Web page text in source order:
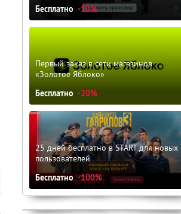
Бесплатно -10%
Первый заказ в сети магазинов
«Золотое Яблоко»
Бесплатно -20%
25 дней бесплатно в START для новых
пользователей
Бесплатно -100%